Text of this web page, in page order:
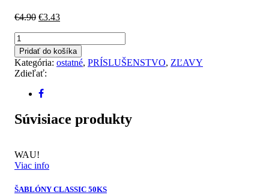
€4.90 Pôvodná
€4.90.
€3.43Aktuálna
€3.43.
množstvo
TIPY
NATURAL,
DLHÁ
ZARÁŽKA,
BOX
100KS
Pridať do košíka
Kategória: ostatné, PRÍSLUŠENSTVO, ZĽAVY
Zdieľať:
Súvisiace produkty
WAU!
Viac info
ŠABLÓNY CLASSIC 50KS